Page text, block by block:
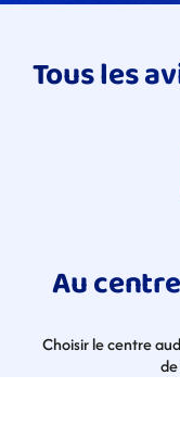
Tous les
Au
Choisir le centre